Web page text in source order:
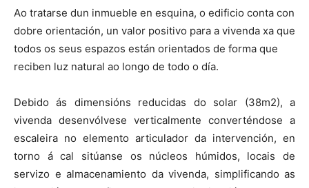
Ao tratarse dun inmueble en esquina, o edificio conta con
dobre orientación, un valor positivo para a vivenda xa que
todos os seus espazos están orientados de forma que
reciben luz natural ao longo de todo o día.
Debido ás dimensións reducidas do solar (38m2), a
vivenda desenvólvese verticalmente converténdose a
escaleira no elemento articulador da intervención, en
torno á cal sitúanse os núcleos húmidos, locais de
servizo e almacenamiento da vivenda, simplificando as